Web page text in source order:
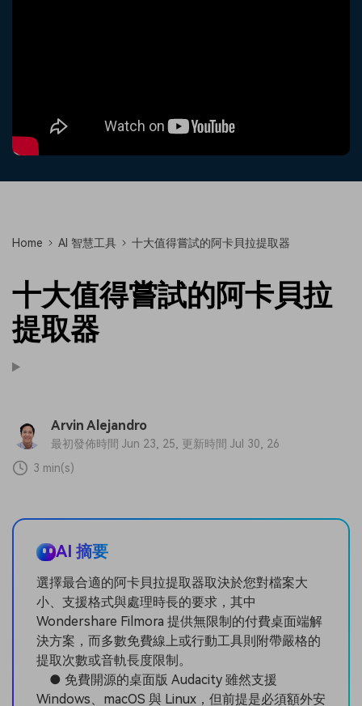
產品信息
Home AI 智慧工具 十大值得嘗試的阿卡貝拉提取器
十大值得嘗試的阿卡貝拉
提取器
Arvin Alejandro
最初發佈時間 Jun 23, 25, 更新時間 Jul 30, 26
3 min(s)
AI 摘要
選擇最合適的阿卡貝拉提取器取決於您對檔案大
小、支援格式與處理時長的要求，其中
Wondershare Filmora 提供無限制的付費桌面端解
決方案，而多數免費線上或行動工具則附帶嚴格的
提取次數或音軌長度限制。
● 免費開源的桌面版 Audacity 雖然支援
Windows、macOS 與 Linux，但前提是必須額外安